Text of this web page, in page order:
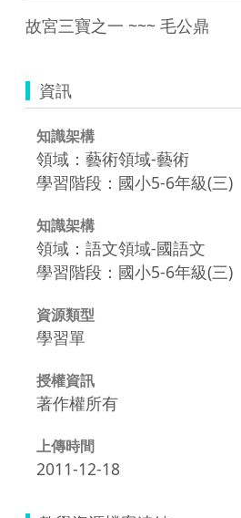
故宮三寶之一 ~~~ 毛公鼎
資訊
知識架構
領域：藝術領域-藝術
學習階段：國小5-6年級(三)
知識架構
領域：語文領域-國語文
學習階段：國小5-6年級(三)
資源類型
學習單
授權資訊
著作權所有
上傳時間
2011-12-18